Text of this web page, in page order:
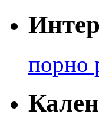
порно